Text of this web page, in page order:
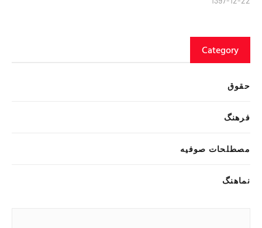
Category
حقوق
فرهنگ
مصطلحات صوفیه
نماهنگ